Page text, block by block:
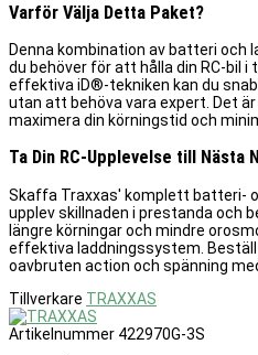
Varför Välja Detta Paket?
Denna kombination av batteri och
du behöver för att hålla din RC-bil i
effektiva iD®-tekniken kan du
utan att behöva vara expert. Det
maximera din körningstid och
Ta Din RC-Upplevelse till Nästa
Skaffa Traxxas' komplett batteri-
upplev skillnaden i prestanda och
längre körningar och mindre
effektiva laddningssystem.
oavbruten action och spänning
Tillverkare TRAXXAS
Artikelnummer 422970G-3S